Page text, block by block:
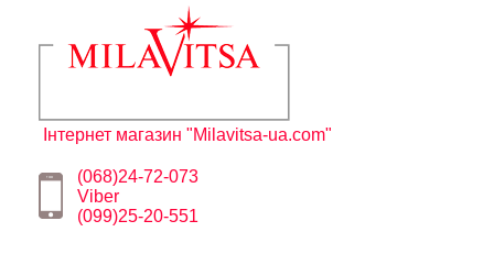
Інтернет магазин "Milavitsa-ua.com"
(068)24-72-073
Viber
(099)25-20-551